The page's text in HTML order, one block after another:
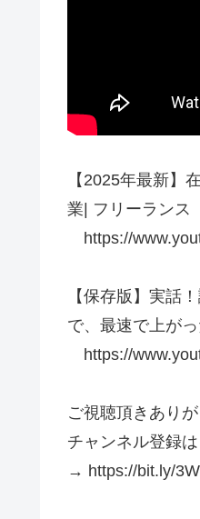
【2025年最新】
業| フリーランス
https://
【保存版】実話
で、最速で上が
https://
ご視聴頂きあり
チャンネル登録
→ https://bit.ly/